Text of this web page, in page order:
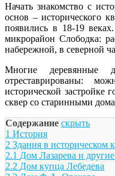
Начать знакомство с
основ – исторического
появились в 18-19
микрорайон Слободка:
набережной, в северной
Многие деревянные
отреставрированы:
исторической застройке
сквер со старинными
Содержание скрыть
1 История
2 Здания в историческом
2.1 Дом Лазарева и
2.2 Дом купца Лебедева